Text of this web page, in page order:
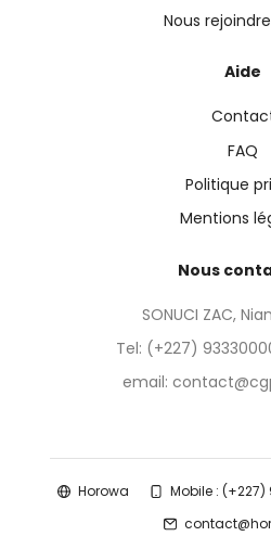
Nous
Aide
FAQ
Politique
Mentions
Nous
SONUCI ZAC,
Tel: (+227)
email:
Horowa
Mobile :